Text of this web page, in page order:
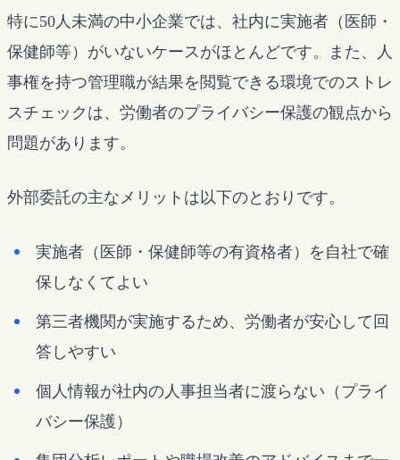
特に50人未満の中小企業では、社内に実施者（医師・
保健師等）がいないケースがほとんどです。また、人
事権を持つ管理職が結果を閲覧できる環境でのストレ
スチェックは、労働者のプライバシー保護の観点から
問題があります。
外部委託の主なメリットは以下のとおりです。
実施者（医師・保健師等の有資格者）を自社で確
保しなくてよい
第三者機関が実施するため、労働者が安心して回
答しやすい
個人情報が社内の人事担当者に渡らない（プライ
バシー保護）